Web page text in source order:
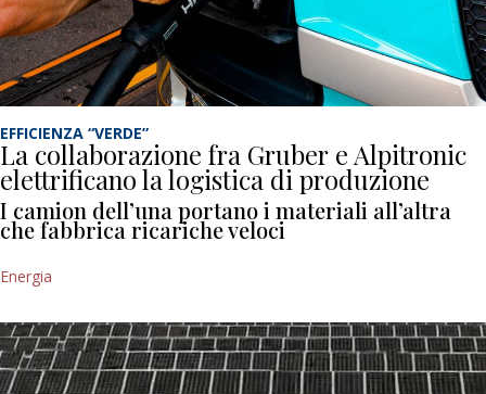
EFFICIENZA “VERDE”
La collaborazione fra Gruber e Alpitronic
elettrificano la logistica di produzione
I camion dell’una portano i materiali all’altra
che fabbrica ricariche veloci
Energia